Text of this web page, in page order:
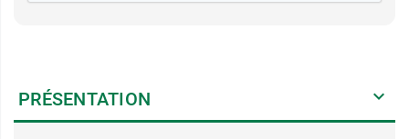
PRÉSENTATION